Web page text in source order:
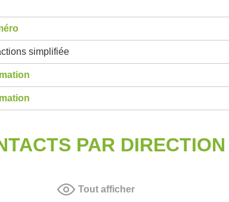
simplifiée
PAR DIRECTION
Tout afficher